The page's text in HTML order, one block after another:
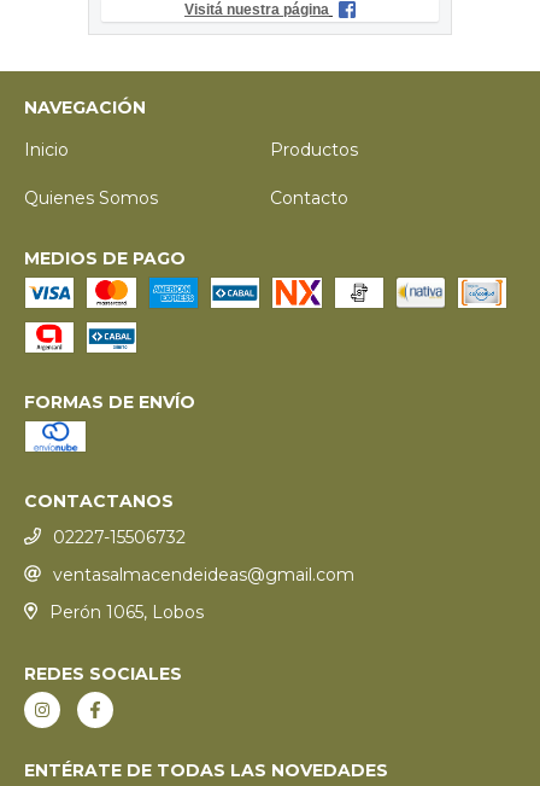
Visitá nuestra página
NAVEGACIÓN
Inicio
Productos
Quienes Somos Contacto
MEDIOS DE PAGO
FORMAS DE ENVÍO
CONTACTANOS
02227-15506732
ventasalmacendeideas@gmail.com
Perón 1065, Lobos
REDES SOCIALES
ENTÉRATE DE TODAS LAS NOVEDADES